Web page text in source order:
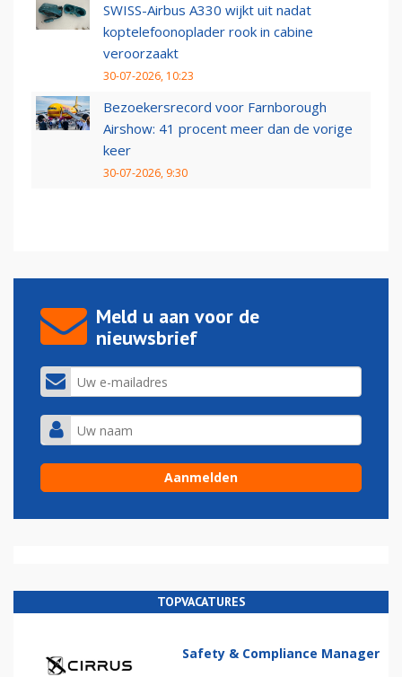
SWISS-Airbus A330 wijkt uit nadat
koptelefoonoplader rook in cabine
veroorzaakt
30-07-2026, 10:23
Bezoekersrecord voor Farnborough
Airshow: 41 procent meer dan de vorige
keer
30-07-2026, 9:30
Meld u aan voor de
nieuwsbrief
TOPVACATURES
Safety & Compliance Manager